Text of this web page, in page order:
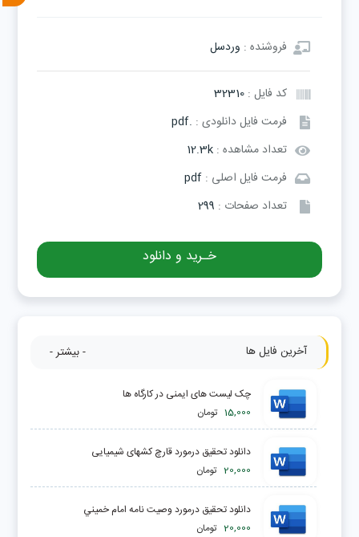
فروشنده : وردسل
کد فایل :32310
فرمت فایل دانلودی : .pdf
تعداد مشاهده :12.3k
فرمت فایل اصلی :pdf
تعداد صفحات : 299
خـرید و دانلود
آخرین فایل ها - بیشتر -
چک لیست های ایمنی در کارگاه ها
15,000 تومان
دانلود تحقیق درمورد قارچ کشهای شیمیایی
20,000 تومان
دانلود تحقیق درمورد وصيت نامه امام خميني
20,000 تومان